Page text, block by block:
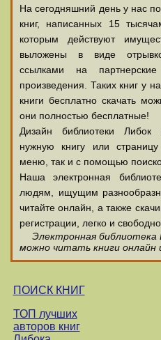
На сегодняшний день у нас
книг, написанных 15
которым действуют
выложены в виде
ссылками на
произведения. Таких книг у
книги бесплатно скачать
они полностью бесплатные!
Дизайн библиотеки Либок
нужную книгу или
меню, так и с помощью
Наша электронная
людям, ищущим
читайте онлайн, а также
регистрации, легко и
Электронная библиотека
можно читать книги онлайн
ПОИСК КНИГ
ТОП лучших
авторов книг